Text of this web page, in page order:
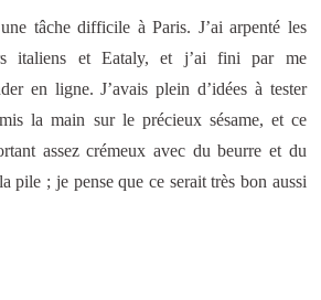
tâche difficile à Paris. J’ai arpenté les
italiens et Eataly, et j’ai fini par me
en ligne. J’avais plein d’idées à tester
la main sur le précieux sésame, et ce
assez crémeux avec du beurre et du
pile ; je pense que ce serait très bon aussi